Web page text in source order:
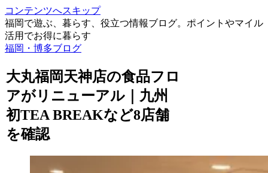
コンテンツへスキップ
福岡で遊ぶ、暮らす、役立つ情報ブログ。ポイントやマイル
活用でお得に暮らす
福岡・博多ブログ
大丸福岡天神店の食品フロ
アがリニューアル｜九州
初TEA BREAKなど8店舗
を確認